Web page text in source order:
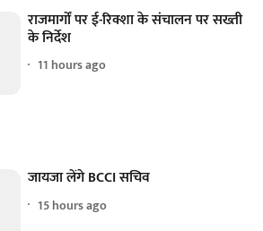
राजमार्गों पर ई-रिक्शा के संचालन पर सख्ती
के निर्देश
11 hours ago
जायजा लेंगे BCCI सचिव
15 hours ago